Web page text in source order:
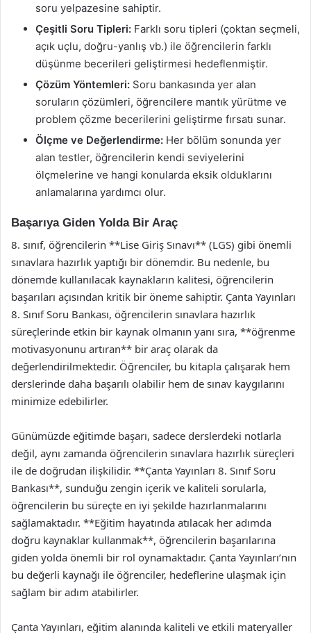
soru yelpazesine sahiptir.
Çeşitli Soru Tipleri: Farklı soru tipleri (çoktan seçmeli,
açık uçlu, doğru-yanlış vb.) ile öğrencilerin farklı
düşünme becerileri geliştirmesi hedeflenmiştir.
Çözüm Yöntemleri: Soru bankasında yer alan
soruların çözümleri, öğrencilere mantık yürütme ve
problem çözme becerilerini geliştirme fırsatı sunar.
Ölçme ve Değerlendirme: Her bölüm sonunda yer
alan testler, öğrencilerin kendi seviyelerini
ölçmelerine ve hangi konularda eksik olduklarını
anlamalarına yardımcı olur.
Başarıya Giden Yolda Bir Araç
8. sınıf, öğrencilerin **Lise Giriş Sınavı** (LGS) gibi önemli
sınavlara hazırlık yaptığı bir dönemdir. Bu nedenle, bu
dönemde kullanılacak kaynakların kalitesi, öğrencilerin
başarıları açısından kritik bir öneme sahiptir. Çanta Yayınları
8. Sınıf Soru Bankası, öğrencilerin sınavlara hazırlık
süreçlerinde etkin bir kaynak olmanın yanı sıra, **öğrenme
motivasyonunu artıran** bir araç olarak da
değerlendirilmektedir. Öğrenciler, bu kitapla çalışarak hem
derslerinde daha başarılı olabilir hem de sınav kaygılarını
minimize edebilirler.
Günümüzde eğitimde başarı, sadece derslerdeki notlarla
değil, aynı zamanda öğrencilerin sınavlara hazırlık süreçleri
ile de doğrudan ilişkilidir. **Çanta Yayınları 8. Sınıf Soru
Bankası**, sunduğu zengin içerik ve kaliteli sorularla,
öğrencilerin bu süreçte en iyi şekilde hazırlanmalarını
sağlamaktadır. **Eğitim hayatında atılacak her adımda
doğru kaynaklar kullanmak**, öğrencilerin başarılarına
giden yolda önemli bir rol oynamaktadır. Çanta Yayınları’nın
bu değerli kaynağı ile öğrenciler, hedeflerine ulaşmak için
sağlam bir adım atabilirler.
Çanta Yayınları, eğitim alanında kaliteli ve etkili materyaller